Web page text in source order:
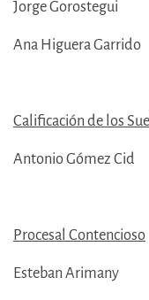
Jorge Gorostegui
Ana Higuera Garrido
Calificación de los
Antonio Gómez Cid
Procesal Contencioso
Esteban Arimany